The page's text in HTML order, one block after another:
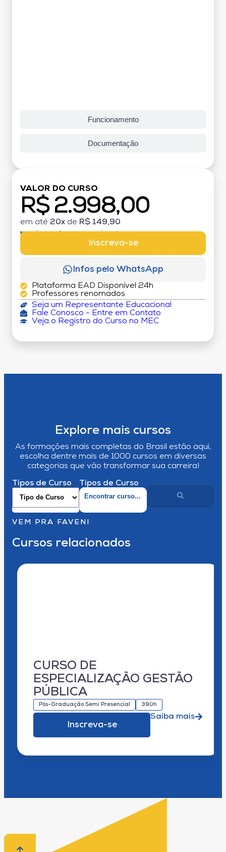
Funcionamento
Documentação
VALOR DO CURSO
R$ 2.998,00
em até 20x de R$ 149,90
MATRÍCULA:
Inscreva-se
Infos pelo WhatsApp
Plataforma EAD Disponível 24h
Professores renomados
Seja um Representante Educacional
Fale Conosco - Entre em Contato
Veja o Registro do Curso no MEC
Explore mais cursos
As formações mais completas do Brasil estão aqui,
escolha dentre mais de 1000 cursos em diversas
categorias que vão transformar sua carreira!
Tipos de Curso Tipos de Curso
VEM PRA FAVENI
Cursos relacionados
CURSO DE
ESPECIALIZAÇÃO GESTÃO
PÚBLICA
Pós-Graduação Semi Presencial 390h
Inscreva-se
Saiba mais